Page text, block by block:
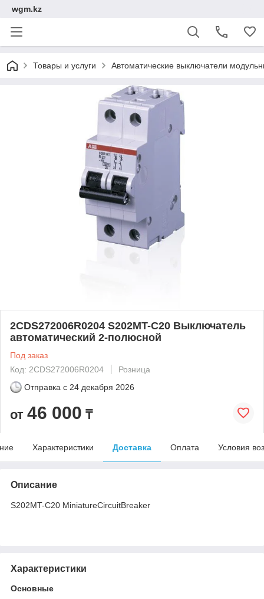
wgm.kz
Товары и услуги Автоматические выключатели
2CDS272006R0204 S202MT-C20 Выключатель
автоматический 2-полюсной
Под заказ
Код: 2CDS272006R0204
Розница
Отправка с 24 декабря 2026
от 46 000 ₸
Характеристики Доставка Оплата Условия
Описание
S202MT-C20 MiniatureCircuitBreaker
Характеристики
Основные